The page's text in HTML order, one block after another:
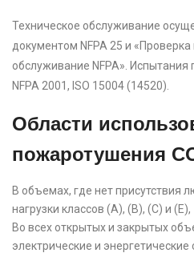
Техническое обслуживание
документом NFPA 25 и «Проверка
обслуживание NFPA». Испытания
NFPA 2001, ISO 15004 (14520).
Области
пожаротушения
В объемах, где нет присутствия
нагрузки классов (A), (B), (C) и (E),
Во всех открытых и закрытых
электрические и энергетические